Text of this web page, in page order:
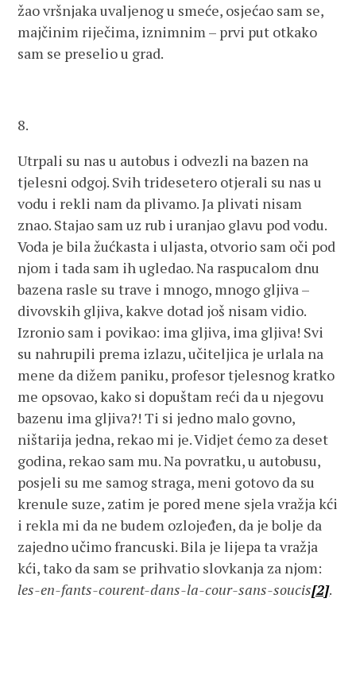
žao vršnjaka uvaljenog u smeće, osjećao sam se,
majčinim riječima, iznimnim – prvi put otkako
sam se preselio u grad.
8.
Utrpali su nas u autobus i odvezli na bazen na
tjelesni odgoj. Svih tridesetero otjerali su nas u
vodu i rekli nam da plivamo. Ja plivati nisam
znao. Stajao sam uz rub i uranjao glavu pod vodu.
Voda je bila žućkasta i uljasta, otvorio sam oči pod
njom i tada sam ih ugledao. Na raspucalom dnu
bazena rasle su trave i mnogo, mnogo gljiva –
divovskih gljiva, kakve dotad još nisam vidio.
Izronio sam i povikao: ima gljiva, ima gljiva! Svi
su nahrupili prema izlazu, učiteljica je urlala na
mene da dižem paniku, profesor tjelesnog kratko
me opsovao, kako si dopuštam reći da u njegovu
bazenu ima gljiva?! Ti si jedno malo govno,
ništarija jedna, rekao mi je. Vidjet ćemo za deset
godina, rekao sam mu. Na povratku, u autobusu,
posjeli su me samog straga, meni gotovo da su
krenule suze, zatim je pored mene sjela vražja kći
i rekla mi da ne budem ozlojeđen, da je bolje da
zajedno učimo francuski. Bila je lijepa ta vražja
kći, tako da sam se prihvatio slovkanja za njom:
les-en-fants-courent-dans-la-cour-sans-soucis[2].